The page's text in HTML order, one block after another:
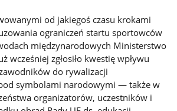
od jakiegoś czasu krokami
ograniczeń startu sportowców
międzynarodowych Ministerstwo
wcześniej zgłosiło kwestię wpływu
do rywalizacji
symbolami narodowymi — także w
organizatorów, uczestników i